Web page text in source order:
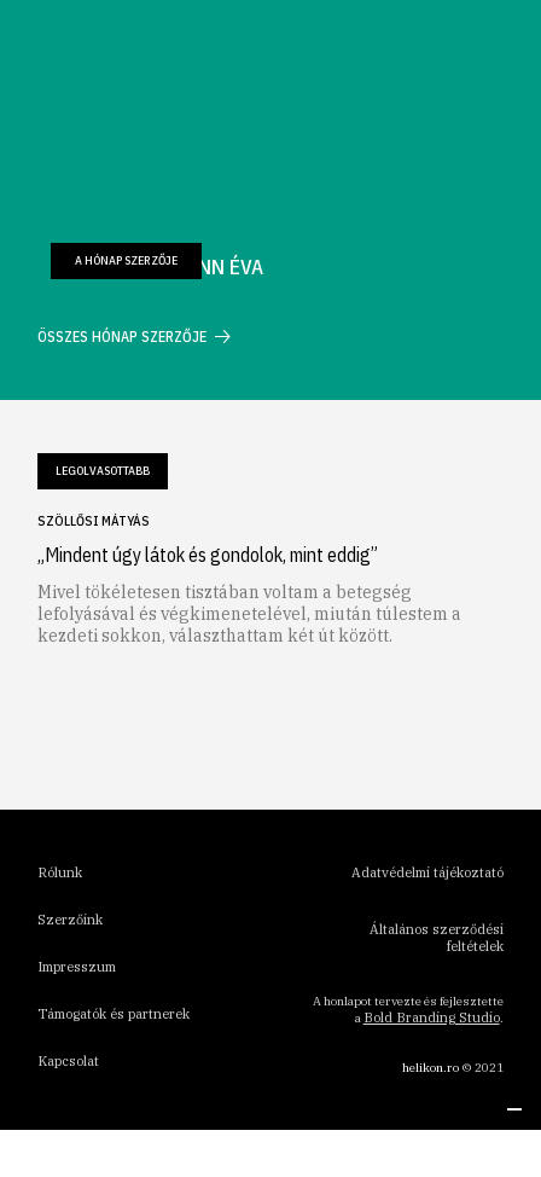
FARKAS WELLMANN ÉVA
A HÓNAP SZERZŐJE
ÖSSZES HÓNAP SZERZŐJE
LEGOLVASOTTABB
SZÖLLŐSI MÁTYÁS
„Mindent úgy látok és gondolok, mint eddig”
Mivel tökéletesen tisztában voltam a betegség
lefolyásával és végkimenetelével, miután túlestem a
kezdeti sokkon, választhattam két út között.
Rólunk
Szerzőink
Impresszum
Támogatók és partnerek
Kapcsolat
Adatvédelmi tájékoztató
Általános szerződési
feltételek
A honlapot tervezte és fejlesztette
a Bold Branding Studio.
helikon.ro© 2021